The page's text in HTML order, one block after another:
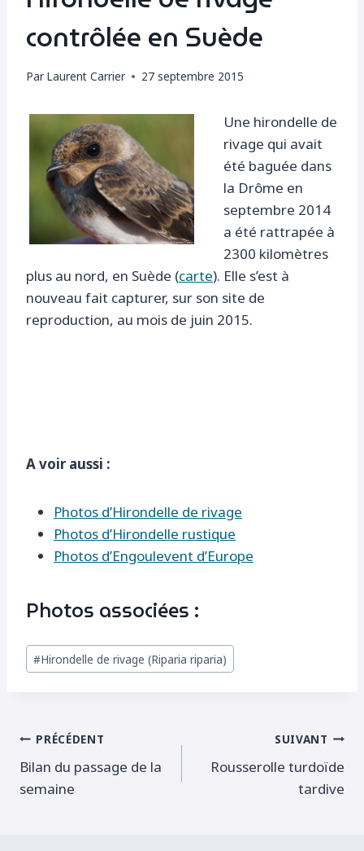
contrôlée en Suède
Par Laurent Carrier 27 septembre 2015
Une hirondelle de
rivage qui avait
été baguée dans
la Drôme en
septembre 2014
a été rattrapée à
2300 kilomètres
plus au nord, en Suède (carte). Elle s’est à
nouveau fait capturer, sur son site de
reproduction, au mois de juin 2015.
A voir aussi :
Photos d’Hirondelle de rivage
Photos d’Hirondelle rustique
Photos d’Engoulevent d’Europe
Photos associées :
Étiquettes
de
#Hirondelle de rivage (Riparia riparia)
Navigation
de
PRÉCÉDENT
Bilan du passage de la
semaine
SUIVANT
Rousserolle turdoïde
tardive